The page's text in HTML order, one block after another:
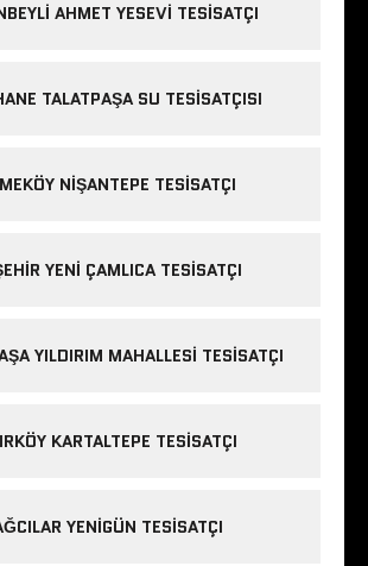
AHMET YESEVI TESISATÇI
TALATPAŞA SU TESISATÇISI
NIŞANTEPE TESISATÇI
YENI ÇAMLICA TESISATÇI
YILDIRIM MAHALLESI TESISATÇI
KARTALTEPE TESISATÇI
YENIGÜN TESISATÇI